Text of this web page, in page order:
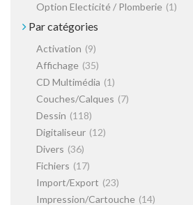
Option Electicité / Plomberie (1)
Par catégories
Activation (9)
Affichage (35)
CD Multimédia (1)
Couches/Calques (7)
Dessin (118)
Digitaliseur (12)
Divers (36)
Fichiers (17)
Import/Export (23)
Impression/Cartouche (14)